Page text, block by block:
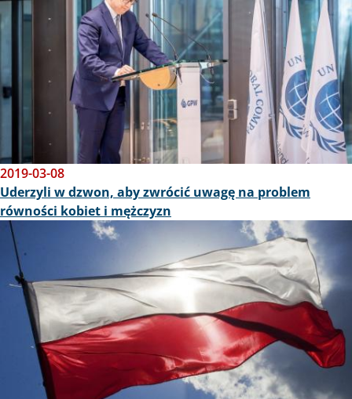
2019-03-08
Uderzyli w dzwon, aby zwrócić uwagę na problem
równości kobiet i mężczyzn
Obraz